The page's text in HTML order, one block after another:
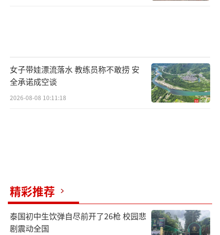
女子带娃漂流落水 教练员称不敢捞 安
全承诺成空谈
2026-08-08 10:11:18
精彩推荐
泰国初中生饮弹自尽前开了26枪 校园悲
剧震动全国